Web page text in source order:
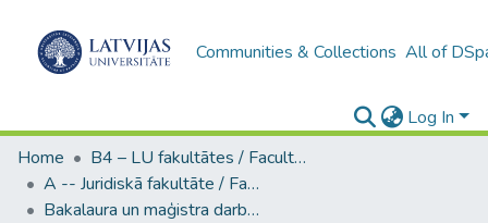
Communities & Collections All of
Log In
Home
B4 – LU fakultātes / Faculties of the UL
A -- Juridiskā fakultāte / Faculty of Law
Bakalaura un maģistra darbi (JF) / Bachelor's and Master's theses